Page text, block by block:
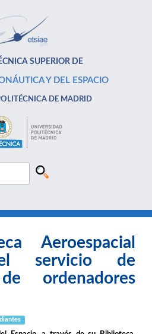
SUPERIOR DE
Y DEL ESPACIO
DE MADRID
Aeroespacial
servicio de
ordenadores